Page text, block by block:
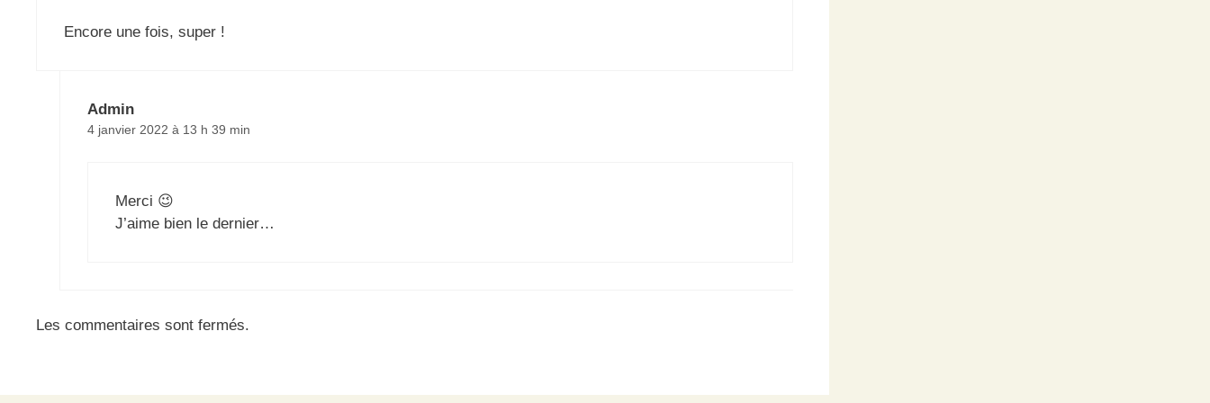
Encore une fois, super !
Admin
4 janvier 2022 à 13 h 39 min
Merci 😉
J’aime bien le dernier…
Les commentaires sont fermés.